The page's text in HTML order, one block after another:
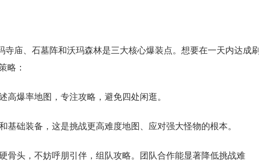
寺庙、石墓阵和沃玛森林是三大核心爆装点。想要在一天内达成刷
略：
高爆率地图，专注攻略，避免四处闲逛。
基础装备，这是挑战更高难度地图、应对强大怪物的根本。
骨头，不妨呼朋引伴，组队攻略。团队合作能显著降低挑战难